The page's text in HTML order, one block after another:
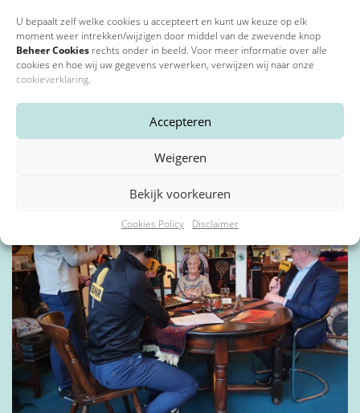
U bepaalt zelf welke cookies u accepteert en kunt uw keuze op elk
moment weer intrekken/wijzigen door middel van de zwevende knop
Beheer Cookies rechts onder in beeld. Voor meer informatie over alle
cookies en hoe wij uw gegevens verwerken, verwijzen wij naar onze
cookieverklaring.
Accepteren
Weigeren
Bekijk voorkeuren
Cookies Policy Disclaimer
Telefoonnummer
IBAN Bankrekeningnummer*
Door mijn rekeningnummer in te vullen geef ik toestemming voor
automatische incasso van 30,- per jaar.
Akkoord voorwaarden en privacybeleid*
Door lid te worden ga je akkoord met devoorwaarden en ons
privacybeleid*
15 februari 2023